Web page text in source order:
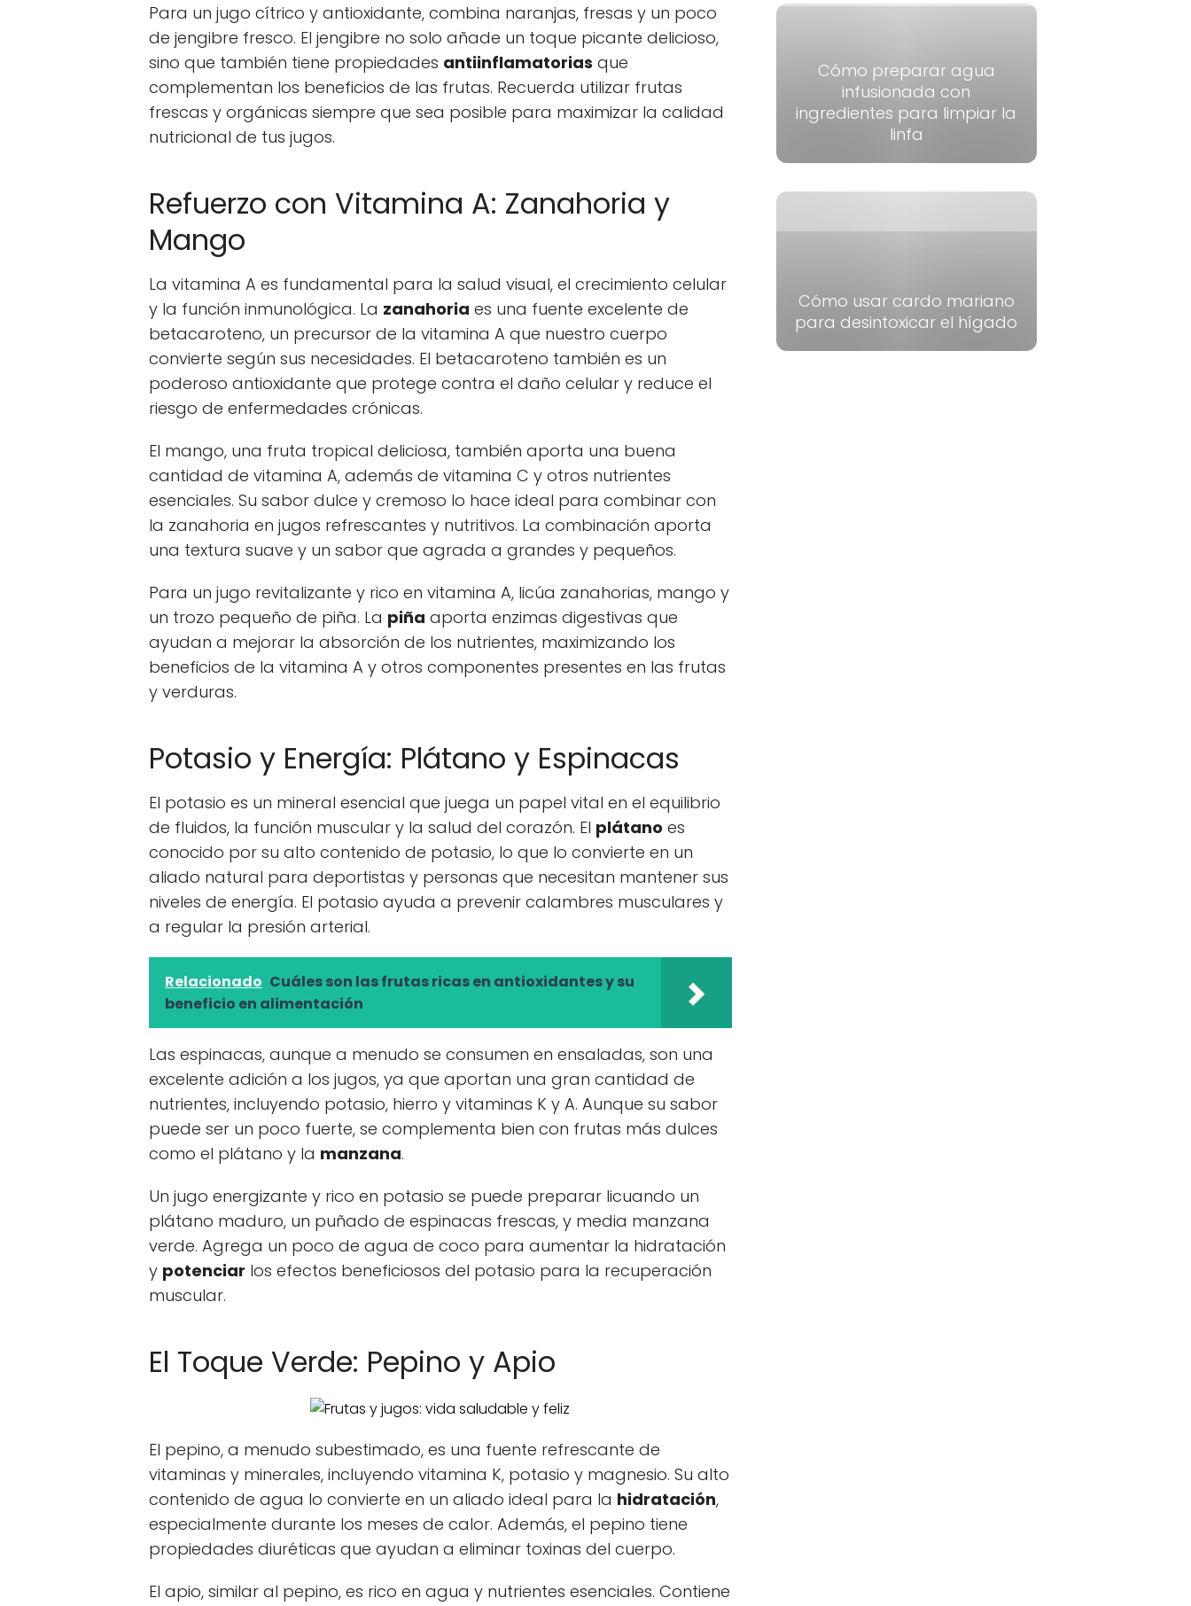
Para un jugo cítrico y antioxidante, combina naranjas, fresas y un poco
de jengibre fresco. El jengibre no solo añade un toque picante delicioso,
sino que también tiene propiedades antiinflamatorias que
complementan los beneficios de las frutas. Recuerda utilizar frutas
frescas y orgánicas siempre que sea posible para maximizar la calidad
nutricional de tus jugos.
Refuerzo con Vitamina A: Zanahoria y
Mango
La vitamina A es fundamental para la salud visual, el crecimiento celular
y la función inmunológica. La zanahoria es una fuente excelente de
betacaroteno, un precursor de la vitamina A que nuestro cuerpo
convierte según sus necesidades. El betacaroteno también es un
poderoso antioxidante que protege contra el daño celular y reduce el
riesgo de enfermedades crónicas.
El mango, una fruta tropical deliciosa, también aporta una buena
cantidad de vitamina A, además de vitamina C y otros nutrientes
esenciales. Su sabor dulce y cremoso lo hace ideal para combinar con
la zanahoria en jugos refrescantes y nutritivos. La combinación aporta
una textura suave y un sabor que agrada a grandes y pequeños.
Para un jugo revitalizante y rico en vitamina A, licúa zanahorias, mango y
un trozo pequeño de piña. La piña aporta enzimas digestivas que
ayudan a mejorar la absorción de los nutrientes, maximizando los
beneficios de la vitamina A y otros componentes presentes en las frutas
y verduras.
Potasio y Energía: Plátano y Espinacas
El potasio es un mineral esencial que juega un papel vital en el equilibrio
de fluidos, la función muscular y la salud del corazón. El plátano es
conocido por su alto contenido de potasio, lo que lo convierte en un
aliado natural para deportistas y personas que necesitan mantener sus
niveles de energía. El potasio ayuda a prevenir calambres musculares y
a regular la presión arterial.
Relacionado Cuáles son las frutas ricas en antioxidantes y su
beneficio en alimentación
Las espinacas, aunque a menudo se consumen en ensaladas, son una
excelente adición a los jugos, ya que aportan una gran cantidad de
nutrientes, incluyendo potasio, hierro y vitaminas K y A. Aunque su sabor
puede ser un poco fuerte, se complementa bien con frutas más dulces
como el plátano y la manzana.
Un jugo energizante y rico en potasio se puede preparar licuando un
plátano maduro, un puñado de espinacas frescas, y media manzana
verde. Agrega un poco de agua de coco para aumentar la hidratación
y potenciar los efectos beneficiosos del potasio para la recuperación
muscular.
El Toque Verde: Pepino y Apio
El pepino, a menudo subestimado, es una fuente refrescante de
vitaminas y minerales, incluyendo vitamina K, potasio y magnesio. Su alto
contenido de agua lo convierte en un aliado ideal para la hidratación,
especialmente durante los meses de calor. Además, el pepino tiene
propiedades diuréticas que ayudan a eliminar toxinas del cuerpo.
El apio, similar al pepino, es rico en agua y nutrientes esenciales. Contiene
Cómo preparar agua
infusionada con
ingredientes para limpiar la
linfa
Cómo usar cardo mariano
para desintoxicar el hígado